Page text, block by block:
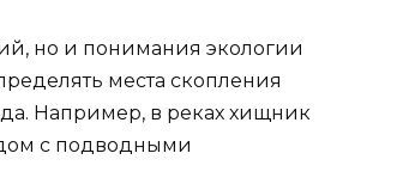
но и понимания экологии
места скопления
Например, в реках хищник
с подводными